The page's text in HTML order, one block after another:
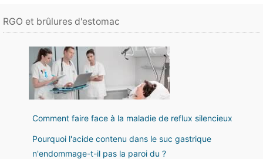
RGO et brûlures d'estomac
Comment faire face à la maladie de reflux silencieux
Pourquoi l'acide contenu dans le suc gastrique
n'endommage-t-il pas la paroi du ?